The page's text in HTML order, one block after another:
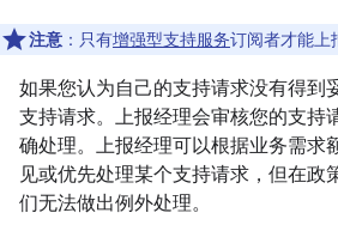
注意 ：只有增强型支持服务订阅者才能上
如果您认为自己的支持请求没有得到
支持请求。上报经理会审核您的支持
确处理。上报经理可以根据业务需求
见或优先处理某个支持请求，但在政
们无法做出例外处理。